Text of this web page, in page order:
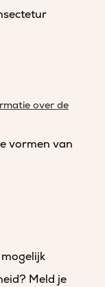
over de
vormen van
Meld je